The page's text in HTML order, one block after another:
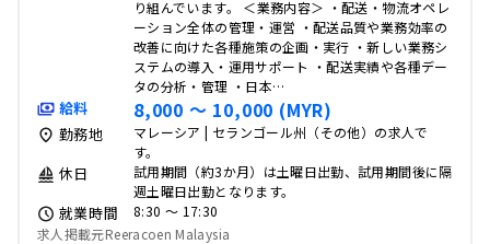
り組んでいます。 ＜業務内容＞ ・配送・物流オペレ
ーション全体の管理・運営 ・配送品質や業務効率の
改善に向けた各種施策の企画・実行 ・新しい業務シ
ステムの導入・運用サポート ・配送実績や各種デー
タの分析・管理 ・日本…
給料 8,000 〜 10,000 (MYR)
勤務地
マレーシア | セランゴール州（その他）の求人で
す。
休日
試用期間（約3か月）は土曜日出勤、試用期間後に隔
週土曜日出勤となります。
就業時間
8:30 〜 17:30
求人掲載元Reeracoen Malaysia